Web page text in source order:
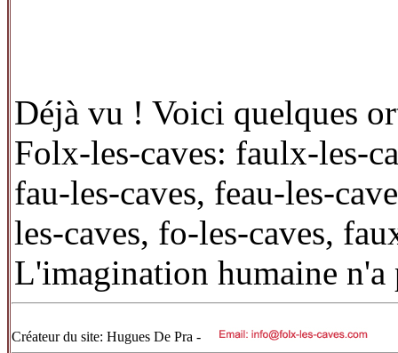
Déjà vu ! Voici quelques
Folx-les-caves: faulx-les-
fau-les-caves, feau-les-
les-caves, fo-les-caves,
L'imagination humaine
Créateur du site: Hugues De Pra -